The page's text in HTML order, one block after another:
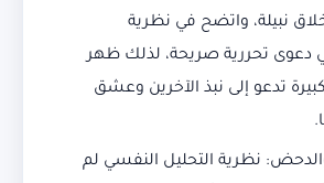
نبيلة، واتضح في نظرية
دعوى تحررية صريحة، لذلك ظهر
تدعو إلى نبذ الآخرين وعشق
والدحض: نظرية التحليل النفسي لم